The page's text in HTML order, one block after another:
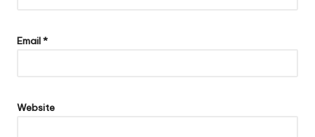
Email*
Website